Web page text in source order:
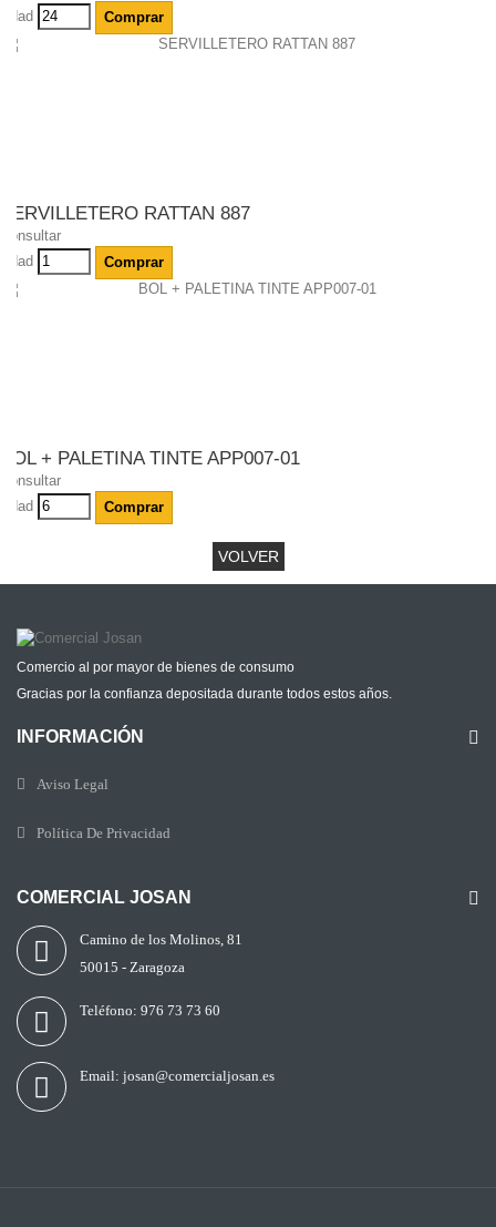
Udad
Comprar
SERVILLETERO RATTAN 887
Consultar
Udad
Comprar
BOL + PALETINA TINTE APP007-01
Consultar
Udad
Comprar
VOLVER
Comercio al por mayor de bienes de consumo
Gracias por la confianza depositada durante todos estos años.
INFORMACIÓN
Aviso Legal
Política De Privacidad
COMERCIAL JOSAN
Camino de los Molinos, 81
50015 - Zaragoza
Teléfono: 976 73 73 60
Email: josan@comercialjosan.es